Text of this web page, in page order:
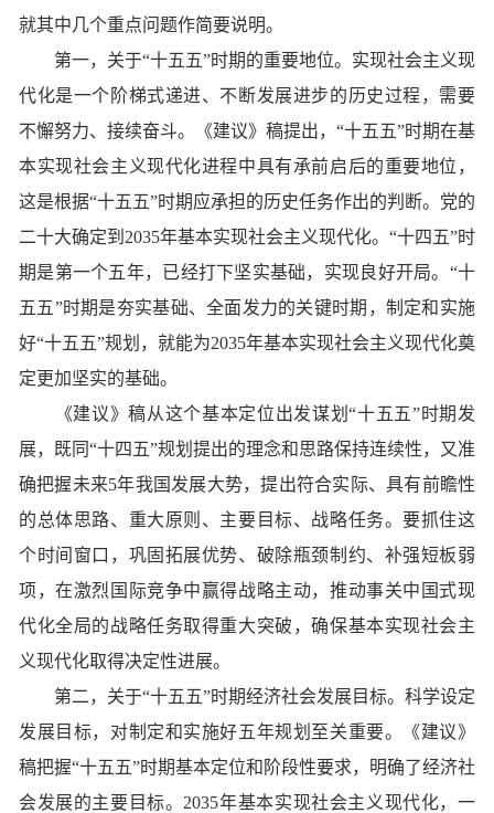
就其中几个重点问题作简要说明。
第一，关于“十五五”时期的重要地位。实现社会主义现
代化是一个阶梯式递进、不断发展进步的历史过程，需要
不懈努力、接续奋斗。《建议》稿提出，“十五五”时期在基
本实现社会主义现代化进程中具有承前启后的重要地位，
这是根据“十五五”时期应承担的历史任务作出的判断。党的
二十大确定到2035年基本实现社会主义现代化。“十四五”时
期是第一个五年，已经打下坚实基础，实现良好开局。“十
五五”时期是夯实基础、全面发力的关键时期，制定和实施
好“十五五”规划，就能为2035年基本实现社会主义现代化奠
定更加坚实的基础。
《建议》稿从这个基本定位出发谋划“十五五”时期发
展，既同“十四五”规划提出的理念和思路保持连续性，又准
确把握未来5年我国发展大势，提出符合实际、具有前瞻性
的总体思路、重大原则、主要目标、战略任务。要抓住这
个时间窗口，巩固拓展优势、破除瓶颈制约、补强短板弱
项，在激烈国际竞争中赢得战略主动，推动事关中国式现
代化全局的战略任务取得重大突破，确保基本实现社会主
义现代化取得决定性进展。
第二，关于“十五五”时期经济社会发展目标。科学设定
发展目标，对制定和实施好五年规划至关重要。《建议》
稿把握“十五五”时期基本定位和阶段性要求，明确了经济社
会发展的主要目标。2035年基本实现社会主义现代化，一